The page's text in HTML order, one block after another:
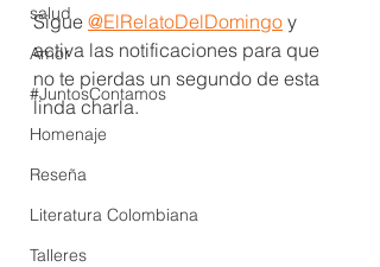
salud
Amor
#JuntosContamos
Homenaje
Reseña
Literatura Colombiana
Talleres
Sigue @ElRelatoDelDomingo y
activa las notificaciones para que
no te pierdas un segundo de esta
linda charla.